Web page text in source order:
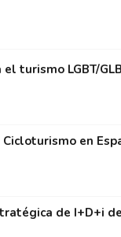
turismo LGBT/
en
de I+D+i